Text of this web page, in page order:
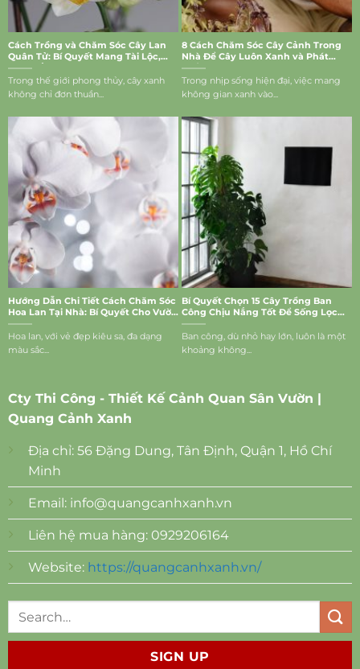
Cách Trồng và Chăm Sóc Cây Lan
Quân Tử: Bí Quyết Mang Tài Lộc,
May Mắn Vào Nhà
Trong thế giới phong thủy, cây xanh
không chỉ đơn thuần...
8 Cách Chăm Sóc Cây Cảnh Trong
Nhà Để Cây Luôn Xanh và Phát
Triển Tốt
Trong nhịp sống hiện đại, việc mang
không gian xanh vào...
Hướng Dẫn Chi Tiết Cách Chăm Sóc
Hoa Lan Tại Nhà: Bí Quyết Cho Vườn
Lan Rực Rỡ
Hoa lan, với vẻ đẹp kiêu sa, đa dạng
màu sắc...
Bí Quyết Chọn 15 Cây Trồng Ban
Công Chịu Nắng Tốt Để Sống Lọc
Bụi, Mang Vượng Khí Vào Nhà
Ban công, dù nhỏ hay lớn, luôn là một
khoảng không...
Cty Thi Công - Thiết Kế Cảnh Quan Sân Vườn |
Quang Cảnh Xanh
Địa chỉ: 56 Đặng Dung, Tân Định, Quận 1, Hồ Chí
Minh
Email: info@quangcanhxanh.vn
Liên hệ mua hàng: 0929206164
Website: https://quangcanhxanh.vn/
SIGN UP